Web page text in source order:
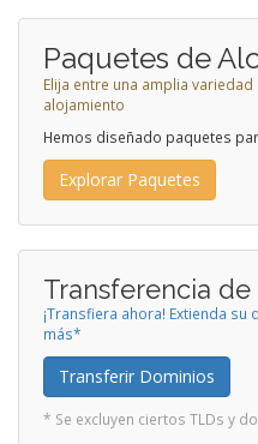
Paquetes de
Elija entre una amplia
alojamiento
Hemos diseñado paquetes
Explorar Paquetes
Transferencia
¡Transfiera ahora! Extienda
más*
Transferir Dominios
* Se excluyen ciertos TLDs y